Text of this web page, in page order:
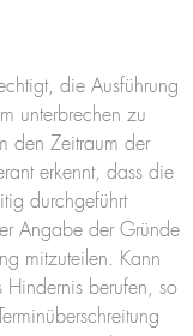
die Ausführung
unterbrechen zu
den Zeitraum der
erkennt, dass die
durchgeführt
Angabe der Gründe
mitzuteilen. Kann
Hindernis berufen, so